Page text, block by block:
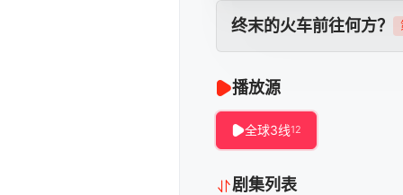
终末的火车前往何方？
播放源
全球3线12
剧集列表